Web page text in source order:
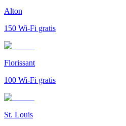
Alton
150 Wi-Fi gratis
Florissant
100 Wi-Fi gratis
St. Louis